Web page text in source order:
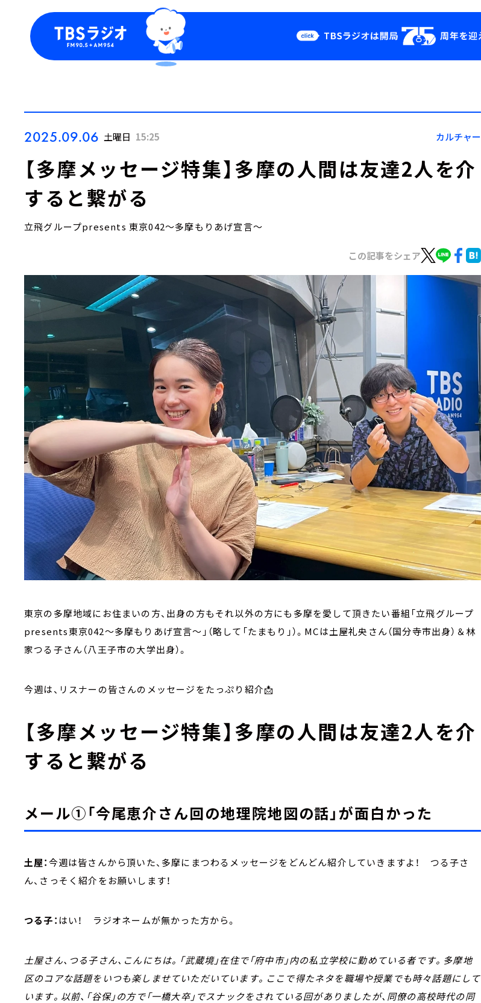
Podcast
YouTube
2025.09.06 土曜日 15:25 カルチャー
【多摩メッセージ特集】多摩の人間は友達2人を介
すると繋がる
立飛グループpresents 東京042～多摩もりあげ宣言～
この記事をシェア
東京の多摩地域にお住まいの方、出身の方もそれ以外の方にも多摩を愛して頂きたい番組「立飛グループ
presents東京042～多摩もりあげ宣言～」（略して「たまもり」）。MCは土屋礼央さん（国分寺市出身）＆林
家つる子さん（八王子市の大学出身）。
今週は、リスナーの皆さんのメッセージをたっぷり紹介📩
【多摩メッセージ特集】多摩の人間は友達2人を介
すると繋がる
メール①「今尾恵介さん回の地理院地図の話」が面白かった
土屋：今週は皆さんから頂いた、多摩にまつわるメッセージをどんどん紹介していきますよ！ つる子さ
ん、さっそく紹介をお願いします！
つる子： はい！ ラジオネームが無かった方から。
土屋さん、つる子さん、こんにちは。「武蔵境」在住で「府中市」内の私立学校に勤めている者です。多摩地
区のコアな話題をいつも楽しませていただいています。ここで得たネタを職場や授業でも時々話題にして
います。以前、「谷保」の方で「一橋大卒」でスナックをされている回がありましたが、同僚の高校時代の同